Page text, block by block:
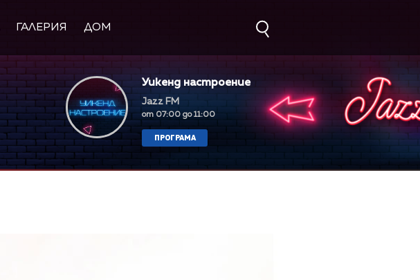
ГАЛЕРИЯ ДОМ
Уикенд настроение
Jazz FM
от 07:00 до 11:00
ПРОГРАМА